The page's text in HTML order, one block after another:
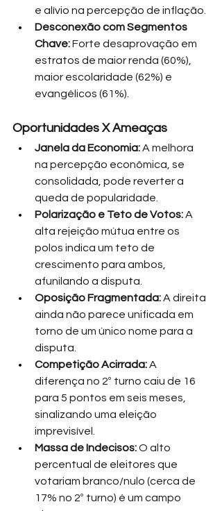
e alívio na percepção de inflação.
Desconexão com Segmentos
Chave: Forte desaprovação em
estratos de maior renda (60%),
maior escolaridade (62%) e
evangélicos (61%).
Oportunidades X Ameaças
Janela da Economia: A melhora
na percepção econômica, se
consolidada, pode reverter a
queda de popularidade.
Polarização e Teto de Votos: A
alta rejeição mútua entre os
polos indica um teto de
crescimento para ambos,
afunilando a disputa.
Oposição Fragmentada: A direita
ainda não parece unificada em
torno de um único nome para a
disputa.
Competição Acirrada: A
diferença no 2º turno caiu de 16
para 5 pontos em seis meses,
sinalizando uma eleição
imprevisível.
Massa de Indecisos: O alto
percentual de eleitores que
votariam branco/nulo (cerca de
17% no 2º turno) é um campo